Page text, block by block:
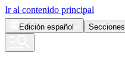
Ir al contenido principal
Edición español Secciones